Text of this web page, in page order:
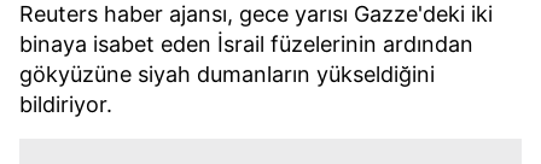
Reuters haber ajansı, gece yarısı Gazze'deki iki
binaya isabet eden İsrail füzelerinin ardından
gökyüzüne siyah dumanların yükseldiğini
bildiriyor.